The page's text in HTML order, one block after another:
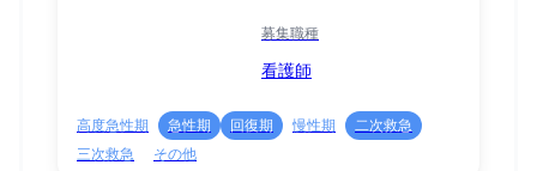
募集職種
看護師
高度急性期 急性期 回復期 慢性期
二次救急
三次救急
その他